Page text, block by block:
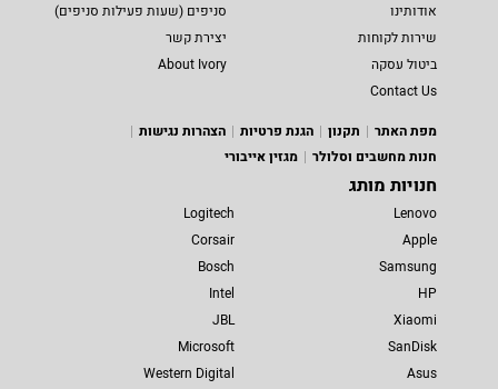
אודותינו
סניפים (שעות פעילות סניפים)
שירות לקוחות
יצירת קשר
ביטול עסקה
About Ivory
Contact Us
מפת האתר
תקנון הגנת פרטיות
הצהרות נגישות
חנות מחשבים וסלולר
מגזין אייבורי
חנויות מותג
Lenovo
Apple
Samsung
HP
Xiaomi
SanDisk
Asus
Logitech
Corsair
Bosch
Intel
JBL
Microsoft
Western Digital